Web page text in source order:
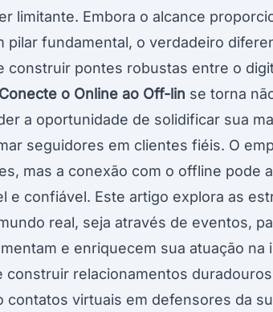
limitante. Embora o alcance
pilar fundamental, o verdadeiro
construir pontes robustas entre o
o Online ao Off-lin se torna
a oportunidade de solidificar sua
seguidores em clientes fiéis. O
mas a conexão com o offline pode
e confiável. Este artigo explora as
real, seja através de eventos,
e enriquecem sua atuação
construir relacionamentos
contatos virtuais em defensores da